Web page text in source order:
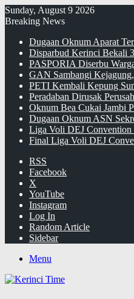
Sunday, August 9 2026
Breaking News
Dugaan Oknum Aparat
Disparbud Kerinci Bekali
PASPORIA Diserbu
GAN Sambangi
PETI Kembali Kepung
Peradaban Dirusak
Oknum Bea Cukai Jambi
Dugaan Oknum ASN
Liga Voli DEJ Convention
Final Liga Voli DEJ
RSS
Facebook
X
YouTube
Instagram
Log In
Random Article
Sidebar
Menu